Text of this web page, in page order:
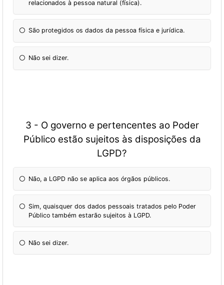
relacionados à pessoa natural (física).
São protegidos os dados da pessoa física e jurídica.
Não sei dizer.
3 - O governo e pertencentes ao Poder
Público estão sujeitos às disposições da
LGPD?
Não, a LGPD não se aplica aos órgãos públicos.
Sim, quaisquer dos dados pessoais tratados pelo Poder
Público também estarão sujeitos à LGPD.
Não sei dizer.